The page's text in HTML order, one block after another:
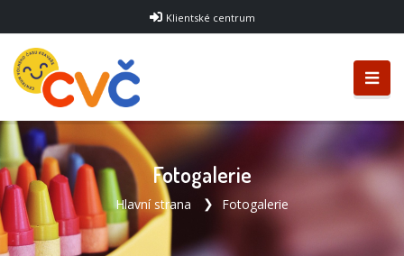
Klientské centrum
Fotogalerie
Hlavní strana Fotogalerie